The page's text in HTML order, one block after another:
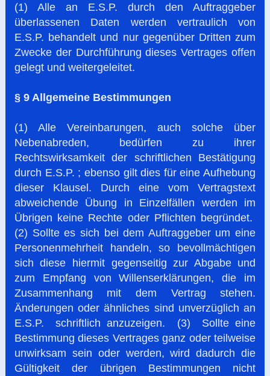
(1) Alle an E.S.P. durch den Auftraggeber
überlassenen Daten werden vertraulich von
E.S.P. behandelt und nur gegenüber Dritten zum
Zwecke der Durchführung dieses Vertrages offen
gelegt und weitergeleitet.
§ 9 Allgemeine Bestimmungen
(1) Alle Vereinbarungen, auch solche über
Nebenabreden, bedürfen zu ihrer
Rechtswirksamkeit der schriftlichen Bestätigung
durch E.S.P. ; ebenso gilt dies für eine Aufhebung
dieser Klausel. Durch eine vom Vertragstext
abweichende Übung in Einzelfällen werden im
Übrigen keine Rechte oder Pflichten begründet.
(2) Sollte es sich bei dem Auftraggeber um eine
Personenmehrheit handeln, so bevollmächtigen
sich diese hiermit gegenseitig zur Abgabe und
zum Empfang von Willenserklärungen, die im
Zusammenhang mit dem Vertrag stehen.
Änderungen oder ähnliches sind unverzüglich an
E.S.P. schriftlich anzuzeigen. (3) Sollte eine
Bestimmung dieses Vertrages ganz oder teilweise
unwirksam sein oder werden, wird dadurch die
Gültigkeit der übrigen Bestimmungen nicht